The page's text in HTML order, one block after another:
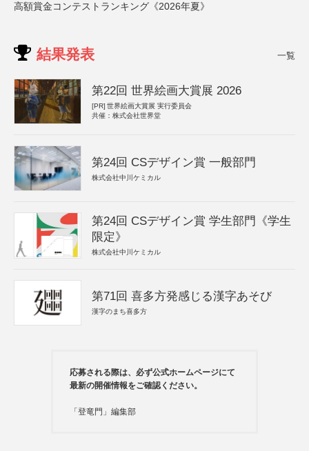
高額賞金コンテストランキング《2026年夏》
結果発表 一覧
第22回 世界絵画大賞展 2026
[PR] 世界絵画大賞展 実行委員会
共催：株式会社世界堂
第24回 CSデザイン賞 一般部門
株式会社中川ケミカル
第24回 CSデザイン賞 学生部門《学生
限定》
株式会社中川ケミカル
第71回 喜多方発感じる漢字あそび
漢字のまち喜多方
応募される際は、必ず公式ホームページにて
最新の開催情報をご確認ください。
「登竜門」編集部